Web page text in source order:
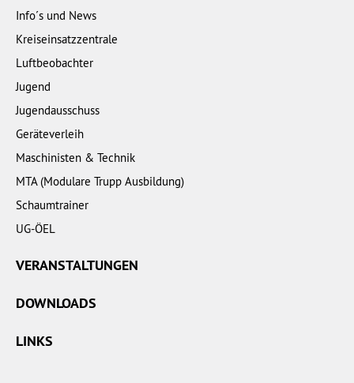
Info´s und News
Kreiseinsatzzentrale
Luftbeobachter
Jugend
Jugendausschuss
Geräteverleih
Maschinisten & Technik
MTA (Modulare Trupp Ausbildung)
Schaumtrainer
UG-ÖEL
VERANSTALTUNGEN
DOWNLOADS
LINKS